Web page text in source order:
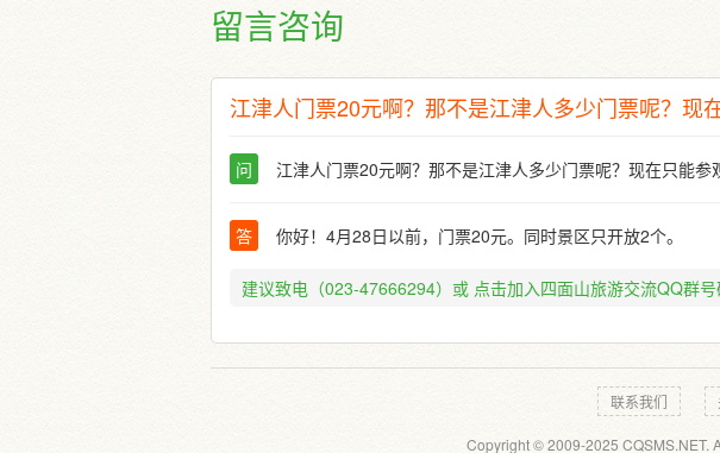
留言咨询
江津人门票20元啊？那不是江津人多少门票呢？现
问 江津人门票20元啊？那不是江津人多少门票呢？现在只能参
答 你好！4月28日以前，门票20元。同时景区只开放2个。
建议致电（023-47666294）或 点击加入四面山旅游交流QQ群
联系我们
Copyright © 2009-2025 CQSMS.NET.